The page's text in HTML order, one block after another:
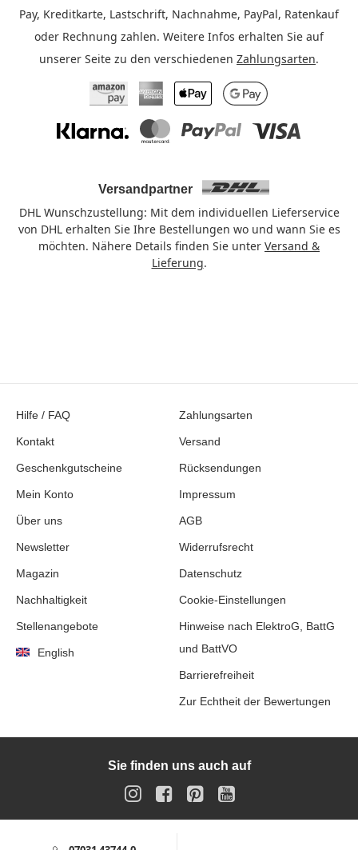
Pay, Kreditkarte, Lastschrift, Nachnahme, PayPal, Ratenkauf
oder Rechnung zahlen. Weitere Infos erhalten Sie auf
unserer Seite zu den verschiedenen Zahlungsarten.
Amazon PayAmerican Express
Apple PayGoogle Pay
Klarna MastercardPayPal Visa
Versandpartner
DHL Wunschzustellung: Mit dem individuellen Lieferservice
von DHL erhalten Sie Ihre Bestellungen wo und wann Sie es
möchten. Nähere Details finden Sie unter Versand &
Lieferung.
Hilfe / FAQ
Kontakt
Geschenkgutscheine
Mein Konto
Über uns
Newsletter
Magazin
Nachhaltigkeit
Stellenangebote
English
Zahlungsarten
Versand
Rücksendungen
Impressum
AGB
Widerrufsrecht
Datenschutz
Cookie-Einstellungen
Hinweise nach ElektroG, BattG
und BattVO
Barrierefreiheit
Zur Echtheit der Bewertungen
Sie finden uns auch auf
InstagramFacebookPinterestYouTube